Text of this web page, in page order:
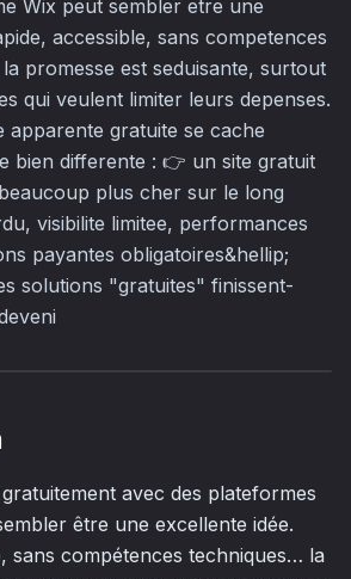
Wix peut sembler etre une
accessible, sans competences
promesse est seduisante, surtout
qui veulent limiter leurs depenses.
apparente gratuite se cache
bien differente : 👉 un site gratuit
plus cher sur le long
visibilite limitee, performances
payantes obligatoires&hellip;
solutions "gratuites" finissent-
avec des plateformes
être une excellente idée.
sans compétences techniques… la